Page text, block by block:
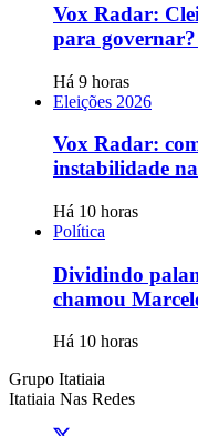
Vox Radar:
para governar?
Há 9 horas
Eleições 2026
Vox Radar:
instabilidade
Há 10 horas
Política
Dividindo
chamou
Há 10 horas
Grupo Itatiaia
Itatiaia Nas Redes